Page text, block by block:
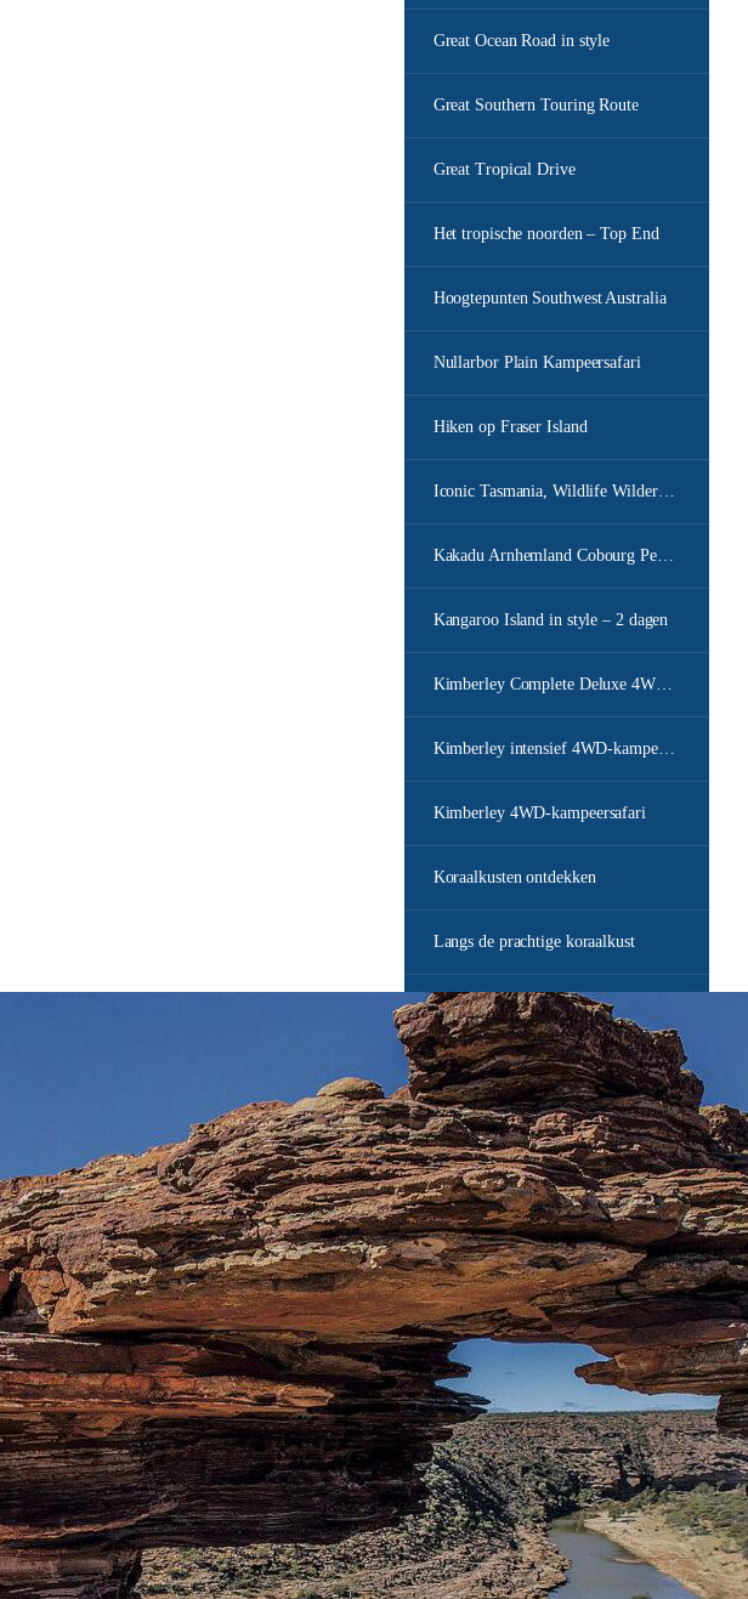
Great Ocean Road in style
Great Southern Touring Route
Great Tropical Drive
Het tropische noorden – Top End
Hoogtepunten Southwest Australia
Nullarbor Plain Kampeersafari
Hiken op Fraser Island
Iconic Tasmania, Wildlife Wilderness
Kakadu Arnhemland Cobourg Peninsula
Kangaroo Island in style – 2 dagen
Kimberley Complete Deluxe 4WD safari
Kimberley intensief 4WD-kampeersafari
Kimberley 4WD-kampeersafari
Koraalkusten ontdekken
Langs de prachtige koraalkust
Lord Howe Island – Capella Lodge – 5 dagen
Lord Howe Island – Milky Way Villas – 5 dagen
Maria Island Walk
Margaret River en omgeving ontdekken
Natuurparadijs Tasmanië
In kleine groep over de Nullarbor Plain
Nullarbor Plain – van Perth naar Adelaide
Ningaloo Reef verkennen met catamaran – 4 dagen
Off the beaten track